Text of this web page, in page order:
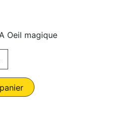
Oeil magique